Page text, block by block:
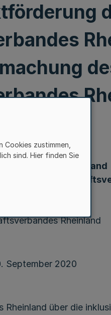
Satzung
Rheinland
des
Rheinland
September 2020
über die
Cookies zustimmen,
sind. Hier finden Sie